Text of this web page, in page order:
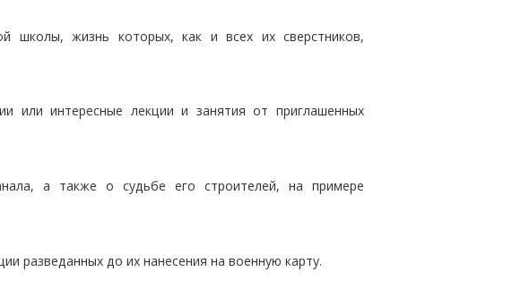
школы, жизнь которых, как и всех их сверстников,
или интересные лекции и занятия от приглашенных
а также о судьбе его строителей, на примере
разведанных до их нанесения на военную карту.